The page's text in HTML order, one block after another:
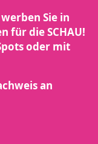
Sie in
für die SCHAU!
oder mit
an